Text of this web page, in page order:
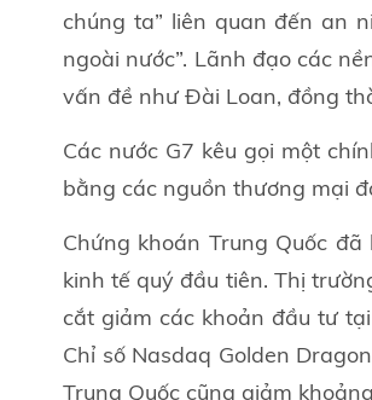
chúng ta” liên quan đến an
ngoài nước”. Lãnh đạo các
vấn đề như Đài Loan, đồng
Các nước G7 kêu gọi một
bằng các nguồn thương mại
Chứng khoán Trung Quốc
kinh tế quý đầu tiên. Thị
cắt giảm các khoản đầu tư
Chỉ số Nasdaq Golden
Trung Quốc cũng giảm